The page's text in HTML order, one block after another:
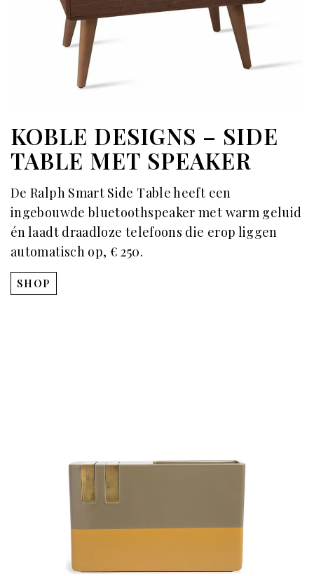
KOBLE DESIGNS – SIDE
TABLE MET SPEAKER
De Ralph Smart Side Table heeft een
ingebouwde bluetoothspeaker met warm geluid
én laadt draadloze telefoons die erop liggen
automatisch op, € 250.
SHOP